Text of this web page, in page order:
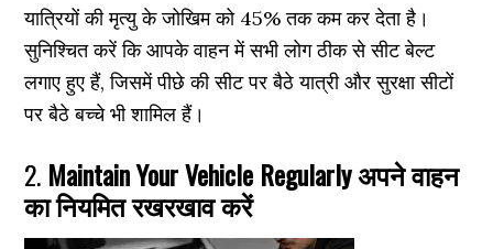
यात्रियों की मृत्यु के जोखिम को 45% तक कम कर देता है।
सुनिश्चित करें कि आपके वाहन में सभी लोग ठीक से सीट बेल्ट
लगाए हुए हैं, जिसमें पीछे की सीट पर बैठे यात्री और सुरक्षा सीटों
पर बैठे बच्चे भी शामिल हैं।
2. Maintain Your Vehicle Regularly अपने वाहन
का नियमित रखरखाव करें